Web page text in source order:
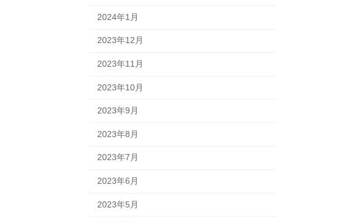
2024年1月
2023年12月
2023年11月
2023年10月
2023年9月
2023年8月
2023年7月
2023年6月
2023年5月